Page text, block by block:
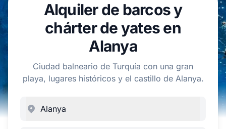
EUR
Español
Français
Polski
Alquiler de barcos y
chárter de yates en
Alanya
Ciudad balneario de Turquía con una gran
playa, lugares históricos y el castillo de Alanya.